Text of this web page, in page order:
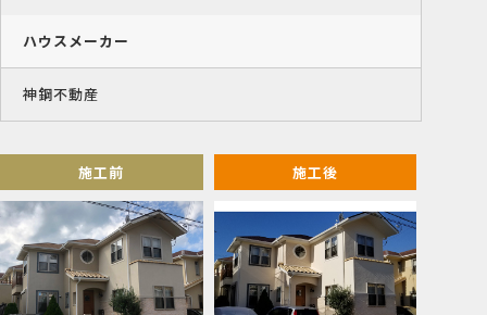
ハウスメーカー
神鋼不動産
施工前 施工後